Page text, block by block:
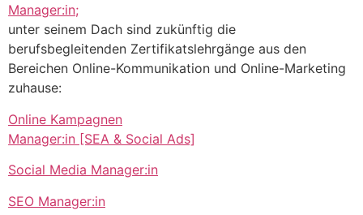
Manager:in;
unter seinem Dach sind zukünftig die
berufsbegleitenden Zertifikatslehrgänge aus den
Bereichen Online-Kommunikation und Online-Marketing
zuhause:
Online Kampagnen
Manager:in [SEA & Social Ads]
Social Media Manager:in
SEO Manager:in